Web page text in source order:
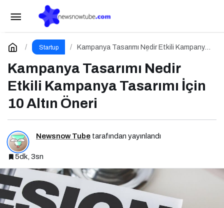
Startup
Kampanya Tasarımı Nedir Etkili Kampanya
Kampanya Tasarımı Nedir
Etkili Kampanya Tasarımı İçin
10 Altın Öneri
Newsnow Tube tarafından yayınlandı
5dk, 3sn
Marka Konumlandırma Nedir Etkili Marka
Konumlandırma İçin 10 Altın İpucu
Yorum Yap